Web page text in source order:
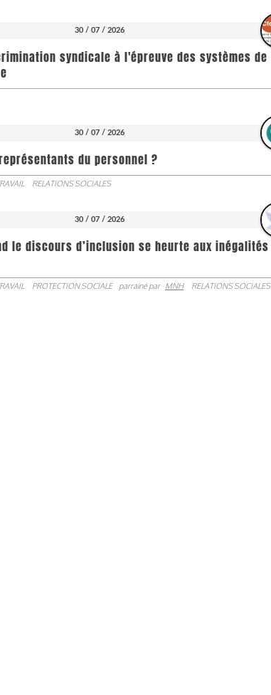
30 / 07 / 2026
syndicale à l'épreuve des systèmes de
30 / 07 / 2026
du personnel ?
RELATIONS SOCIALES
30 / 07 / 2026
le discours d’inclusion se heurte aux inégalités
PROTECTION SOCIALE parrainé par MNH RELATIONS SOCIALES